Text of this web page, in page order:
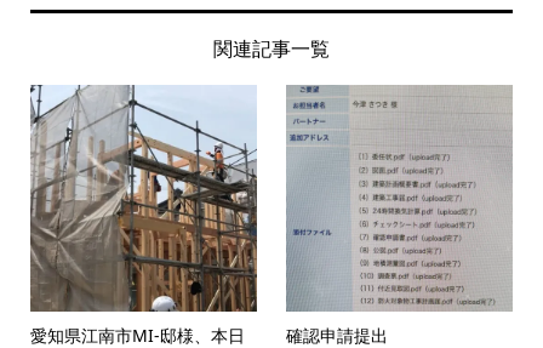
関連記事一覧
愛知県江南市MI-邸様、本日
確認申請提出